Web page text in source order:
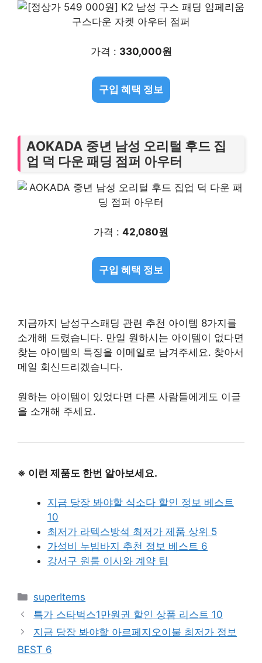
가격 : 330,000원
구입 혜택 정보
AOKADA 중년 남성 오리털 후드 집
업 덕 다운 패딩 점퍼 아우터
가격 : 42,080원
구입 혜택 정보
지금까지 남성구스패딩 관련 추천 아이템 8가지를
소개해 드렸습니다. 만일 원하시는 아이템이 없다면
찾는 아이템의 특징을 이메일로 남겨주세요. 찾아서
메일 회신드리겠습니다.
원하는 아이템이 있었다면 다른 사람들에게도 이글
을 소개해 주세요.
※ 이런 제품도 한번 알아보세요.
지금 당장 봐야할 식소다 할인 정보 베스트
10
최저가 라텍스방석 최저가 제품 상위 5
가성비 누빔바지 추천 정보 베스트 6
강서구 원룸 이사와 계약 팁
Categories
superItems
특가 스타벅스1만원권 할인 상품 리스트 10
지금 당장 봐야할 아르페지오이불 최저가 정보
BEST 6